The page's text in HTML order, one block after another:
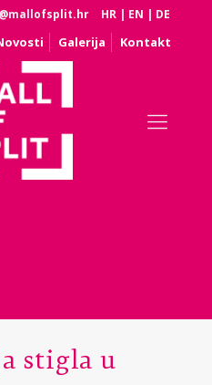
HR | EN | DE
Galerija Kontakt
stigla u